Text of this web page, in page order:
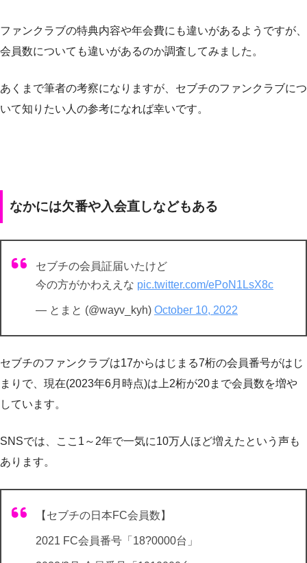
ファンクラブの特典内容や年会費にも違いがあるようですが、
会員数についても違いがあるのか調査してみました。
あくまで筆者の考察になりますが、セブチのファンクラブにつ
いて知りたい人の参考になれば幸いです。
なかには欠番や入会直しなどもある
セブチの会員証届いたけど
今の方がかわええな pic.twitter.com/ePoN1LsX8c
— とまと (@wayv_kyh) October 10, 2022
セブチのファンクラブは17からはじまる7桁の会員番号がはじ
まりで、現在(2023年6月時点)は上2桁が20まで会員数を増や
しています。
SNSでは、ここ1～2年で一気に10万人ほど増えたという声も
あります。
【セブチの日本FC会員数】
2021 FC会員番号「18?0000台」